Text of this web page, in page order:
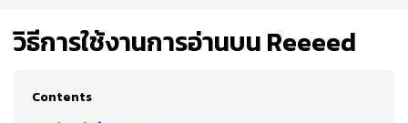
วิธีการใช้งานการอ่านบน Reeeed
Contents